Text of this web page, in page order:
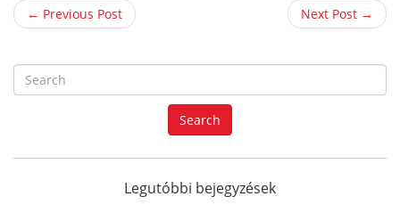
← Previous Post Next Post →
e
r
f
Search
Legutóbbi bejegyzések